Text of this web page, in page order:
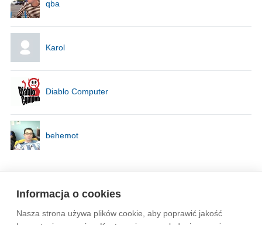
Informacja o cookies
Nasza strona używa plików cookie, aby poprawić jakość
qba
Karol
Diablo Computer
behemot
Wytyczne dla społeczności Regulamin Prywatność